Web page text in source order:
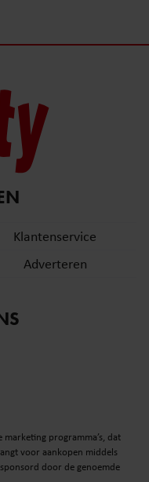
Klantenservice
Adverteren
programma’s, dat
voor aankopen middels
door de genoemde